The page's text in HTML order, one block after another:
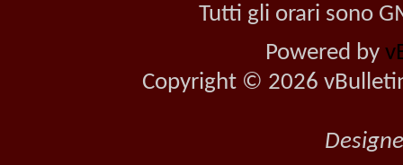
Tutti gli orari sono
Powered by
Copyright © 2026